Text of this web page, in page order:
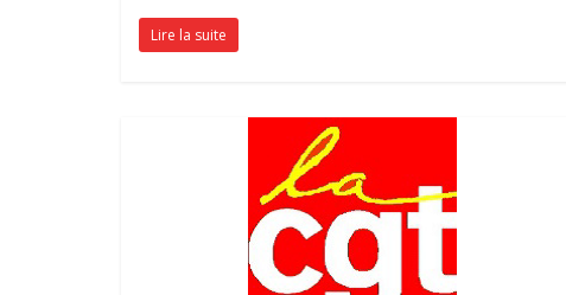
Lire la suite